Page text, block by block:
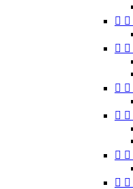
 
 
 
 
 
 